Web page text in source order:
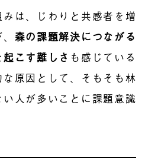
は、じわりと共感者を増
森の課題解決につながる
こす難しさ も感じている
原因として、そもそも林
人が多いことに課題意識